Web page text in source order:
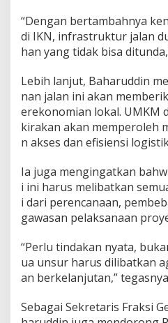
u
a
a
l
u
r
“Dengan bertambahnya
di IKN, infrastruktur jalan
han yang tidak bisa
Lebih lanjut, Baharuddin
nan jalan ini akan
erekonomian lokal. UMKM
kirakan akan memperoleh
n akses dan efisiensi
Ia juga mengingatkan
i ini harus melibatkan
i dari perencanaan,
gawasan pelaksanaan
“Perlu tindakan nyata,
ua unsur harus dilibatkan
an berkelanjutan,”
Sebagai Sekretaris Fraksi